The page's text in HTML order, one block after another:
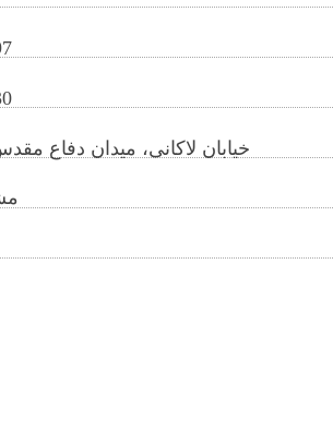
خیابان لاکانی، میدان دفاع مقدس،